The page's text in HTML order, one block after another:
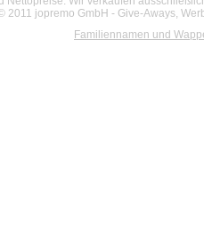
2011 jopremo GmbH - Give-Aways,
Familiennamen und